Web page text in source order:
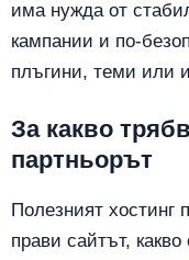
има нужда от
кампании и по-
плъгини, теми или
За какво
партньорът
Полезният хостинг
прави сайтът,